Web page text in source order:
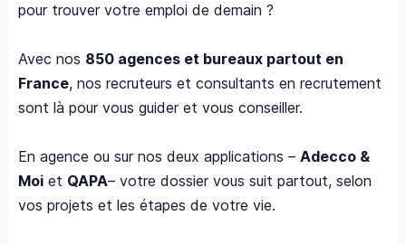
pour trouver votre emploi de demain ?
Avec nos 850 agences et bureaux partout en
France, nos recruteurs et consultants en recrutement
sont là pour vous guider et vous conseiller.
En agence ou sur nos deux applications – Adecco &
Moi et QAPA– votre dossier vous suit partout, selon
vos projets et les étapes de votre vie.